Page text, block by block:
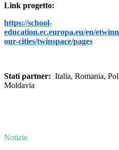
Link progetto:
https://school-
education.ec.europa.eu/en/
our-cities/twinspace/pages
Stati partner: Italia, Romania,
Moldavia
Notizie